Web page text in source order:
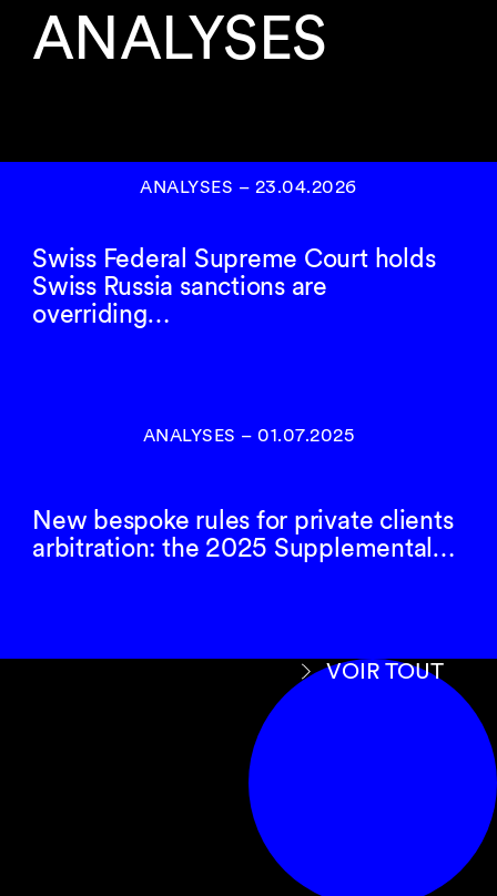
ANALYSES
ANALYSES – 23.04.2026
Swiss Federal Supreme Court holds
Swiss Russia sanctions are
overriding…
ANALYSES – 01.07.2025
New bespoke rules for private clients
arbitration: the 2025 Supplemental…
VOIR TOUT